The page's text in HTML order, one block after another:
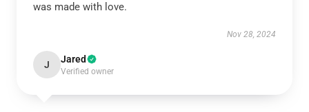
was made with love.
Nov 28, 2024
J Jared
Verified owner